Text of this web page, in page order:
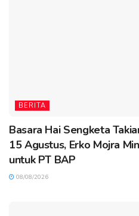
BERITA
Basara Hai Sengketa
15 Agustus, Erko Mojra
untuk PT BAP
08/08/2026